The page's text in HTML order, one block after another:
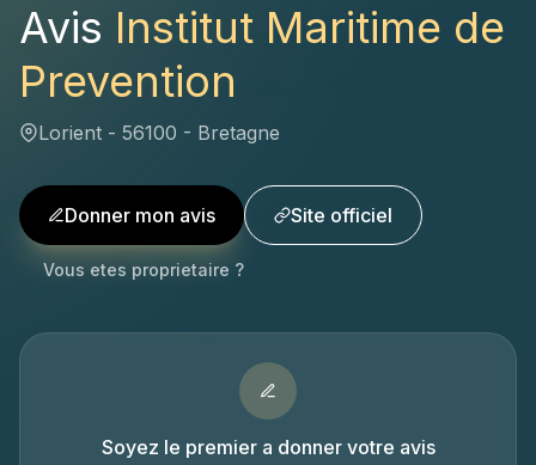
Avis Institut Maritime de
Prevention
Lorient - 56100 - Bretagne
Donner mon avis Site officiel
Vous etes proprietaire ?
Soyez le premier a donner votre avis